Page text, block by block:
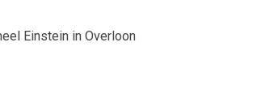
Einstein in Overloon